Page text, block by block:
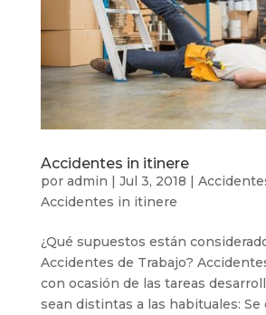
Accidentes in itinere
por admin | Jul 3, 2018 |
Accidentes in itinere
¿Qué supuestos están
Accidentes de Trabajo?
con ocasión de las tareas
sean distintas a las habituales: Se